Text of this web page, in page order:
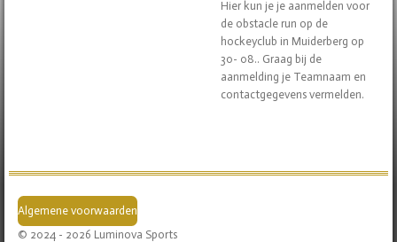
Hier kun je je aanmelden voor
de obstacle run op de
hockeyclub in Muiderberg op
30- 08.. Graag bij de
aanmelding je Teamnaam en
contactgegevens vermelden.
Algemene voorwaarden
© 2024 - 2026 Luminova Sports